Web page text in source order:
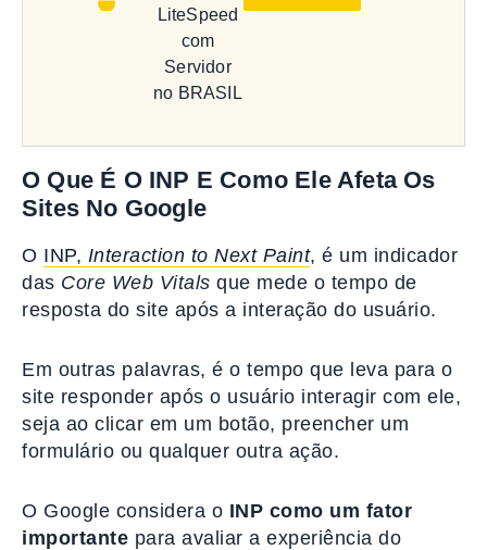
LiteSpeed
com
Servidor
no BRASIL
O Que É O INP E Como Ele Afeta Os
Sites No Google
O INP, Interaction to Next Paint, é um indicador
das Core Web Vitals que mede o tempo de
resposta do site após a interação do usuário.
Em outras palavras, é o tempo que leva para o
site responder após o usuário interagir com ele,
seja ao clicar em um botão, preencher um
formulário ou qualquer outra ação.
O Google considera o INP como um fator
importante para avaliar a experiência do